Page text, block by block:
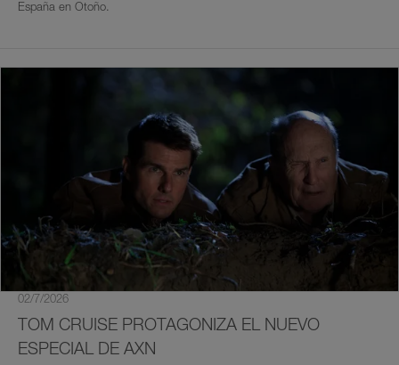
España en Otoño.
02/7/2026
TOM CRUISE PROTAGONIZA EL NUEVO
ESPECIAL DE AXN